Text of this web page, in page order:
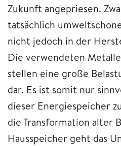
Zukunft angepriesen.
tatsächlich
nicht jedoch in der
Die verwendeten
stellen eine große
dar. Es ist somit nur
dieser Energiespeicher
die Transformation alter
Hausspeicher geht das